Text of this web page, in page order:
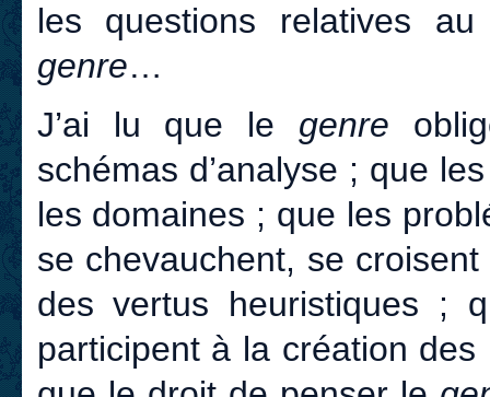
les questions relatives au
genre…
J’ai lu que le genre
schémas d’analyse ; que
les domaines ; que les
se chevauchent, se
des vertus heuristiques ;
participent à la création